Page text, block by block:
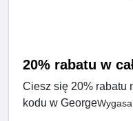
20% rabatu w
Ciesz się 20% rabatu
kodu w George